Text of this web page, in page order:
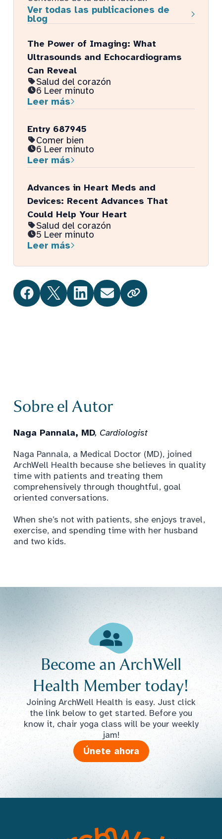
Ver todas las publicaciones de
blog
The Power of Imaging: What
Ultrasounds and Echocardiograms
Can Reveal
Salud del corazón
6 Leer minuto
Leer más
Entry 687945
Comer bien
6 Leer minuto
Leer más
Advances in Heart Meds and
Devices: Recent Advances That
Could Help Your Heart
Salud del corazón
5 Leer minuto
Leer más
on Facebook
on Twitteron LinkedIn
on EmailCopy Link
Sobre el Autor
Naga Pannala, MD, Cardiologist
Naga Pannala, a Medical Doctor (MD), joined
ArchWell Health because she believes in quality
time with patients and treating them
comprehensively through thoughtful, goal
oriented conversations.
When she’s not with patients, she enjoys travel,
exercise, and spending time with her husband
and two kids.
Become an ArchWell
Health Member today!
Joining ArchWell Health is easy. Just click
the link below to get started. Before you
know it, chair yoga class will be your weekly
jam!
Únete ahora